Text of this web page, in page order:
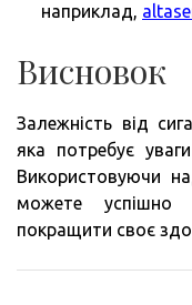
наприклад,
Висновок
Залежність від
яка потребує
Використовуючи
можете успішно
покращити своє